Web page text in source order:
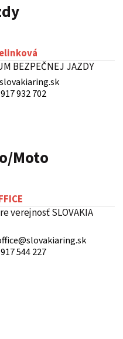
BEZPEČNEJ JAZDY
932 702
Moto
verejnosť SLOVAKIA
544 227